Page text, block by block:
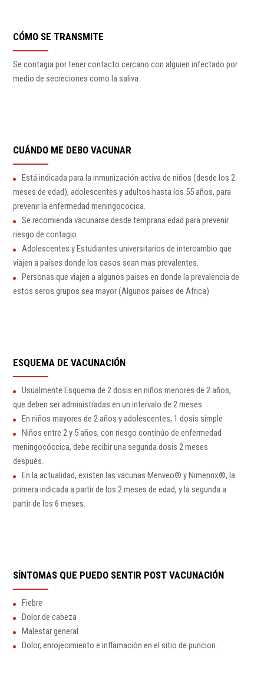
CÓMO SE TRANSMITE
Se contagia por tener contacto cercano con alguien infectado por
medio de secreciones como la saliva.
CUÁNDO ME DEBO VACUNAR
Está indicada para la inmunización activa de niños (desde los 2
meses de edad), adolescentes y adultos hasta los 55 años, para
prevenir la enfermedad meningococica.
Se recomienda vacunarse desde temprana edad para prevenir
riesgo de contagio.
Adolescentes y Estudiantes universitarios de intercambio que
viajen a países donde los casos sean mas prevalentes.
Personas que viajen a algunos paises en donde la prevalencia de
estos seros grupos sea mayor (Algunos paises de Africa)
ESQUEMA DE VACUNACIÓN
Usualmente Esquema de 2 dosis en niños menores de 2 años,
que deben ser administradas en un intervalo de 2 meses.
En niños mayores de 2 años y adolescentes, 1 dosis simple
Niños entre 2 y 5 años, con riesgo continúo de enfermedad
meningocóccica, debe recibir una segunda dosis 2 meses
después.
En la actualidad, existen las vacunas Menveo® y Nimenrix®, la
primera indicada a partir de los 2 meses de edad, y la segunda a
partir de los 6 meses.
SÍNTOMAS QUE PUEDO SENTIR POST VACUNACIÓN
Fiebre
Dolor de cabeza
Malestar general
Dolor, enrojecimiento e inflamación en el sitio de puncion.